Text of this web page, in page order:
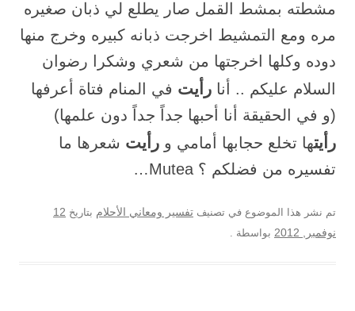
مشطته بمشط القمل صار يطلع لي ذبان صغيره
مره ومع التمشيط اخرجت ذبانه كبيره وخرج منها
دوده وكلها اخرجتها من شعري وشكرا رضوان
السلام عليكم .. أنا رأيت في المنام فتاة أعرفها
(و في الحقيقة أنا أحبها جداً جداً دون علمها)
رأيتها تخلع حجابها أمامي و رأيت شعرها ما
تفسيره من فضلكم ؟ Mutea…
تم نشر هذا الموضوع في تصنيف تفسير ومعاني الأحلام بتاريخ 12
نوفمبر, 2012
بواسطة .